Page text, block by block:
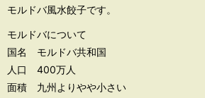
モルドバ風水餃子です。
モルドバについて
国名 モルドバ共和国
人口 400万人
面積 九州よりやや小さい